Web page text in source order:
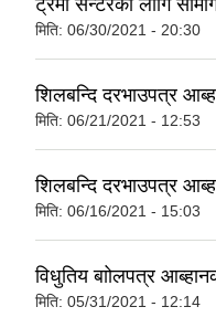
मिति: 06/30/2021 - 20:30
शिलबन्दि दरभाउपत्र
मिति: 06/21/2021 - 12:53
शिलबन्दि दरभाउपत्र
मिति: 06/16/2021 - 15:03
विधुतिय बाोलपत्र
मिति: 05/31/2021 - 12:14